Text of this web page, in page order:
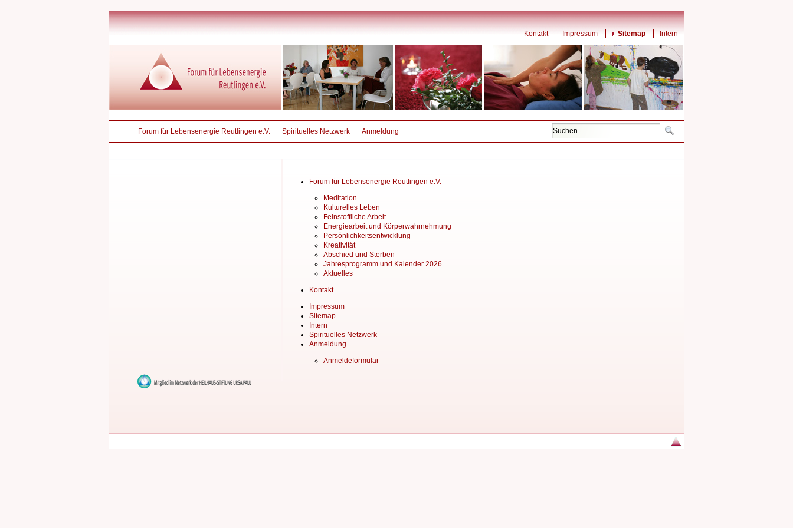
Kontakt Impressum Sitemap Intern
Forum für Lebensenergie Reutlingen e.V. Spirituelles Netzwerk Anmeldung
Forum für Lebensenergie Reutlingen e.V.
Meditation
Kulturelles Leben
Feinstoffliche Arbeit
Energiearbeit und Körperwahrnehmung
Persönlichkeitsentwicklung
Kreativität
Abschied und Sterben
Jahresprogramm und Kalender 2026
Aktuelles
Kontakt
Impressum
Sitemap
Intern
Spirituelles Netzwerk
Anmeldung
Anmeldeformular